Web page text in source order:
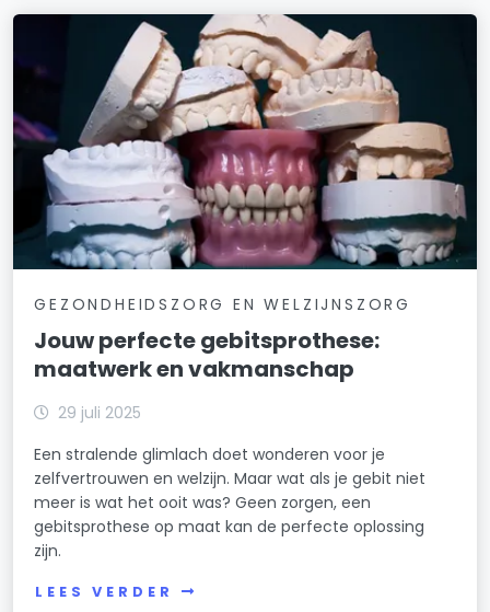
GEZONDHEIDSZORG EN WELZIJNSZORG
Jouw perfecte gebitsprothese:
maatwerk en vakmanschap
29 juli 2025
Een stralende glimlach doet wonderen voor je
zelfvertrouwen en welzijn. Maar wat als je gebit niet
meer is wat het ooit was? Geen zorgen, een
gebitsprothese op maat kan de perfecte oplossing
zijn.
LEES VERDER